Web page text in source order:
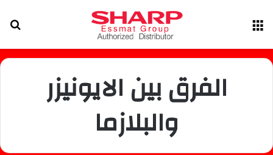
الفرق بين الايونيزر
والبلازما